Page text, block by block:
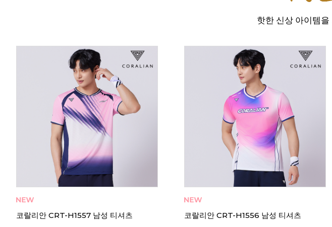
핫한 신상 아이템
코랄리안 CRT-H1557 남성 티셔츠 코랄리안 CRT-H1556 남성 티셔츠